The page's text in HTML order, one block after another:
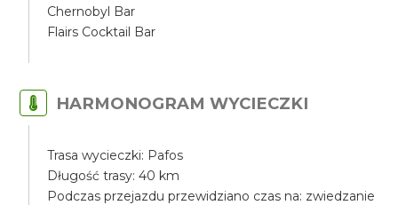
Chernobyl Bar
Flairs Cocktail Bar
HARMONOGRAM WYCIECZKI
Trasa wycieczki: Pafos
Długość trasy: 40 km
Podczas przejazdu przewidziano czas na: zwiedzanie